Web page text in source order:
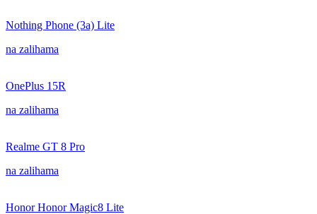
Nothing Phone (3a) Lite
na zalihama
OnePlus 15R
na zalihama
Realme GT 8 Pro
na zalihama
Honor Honor Magic8 Lite